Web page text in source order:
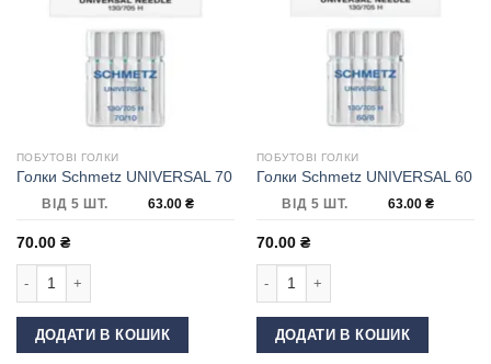
ПОБУТОВІ ГОЛКИ
Голки Schmetz UNIVERSAL 70
ВІД 5 ШТ. 63.00 ₴
70.00 ₴
ДОДАТИ В КОШИК
ПОБУТОВІ ГОЛКИ
Голки Schmetz UNIVERSAL 60
ВІД 5 ШТ. 63.00 ₴
70.00 ₴
ДОДАТИ В КОШИК